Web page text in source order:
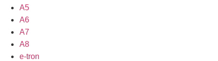
A5
A6
A7
A8
e-tron